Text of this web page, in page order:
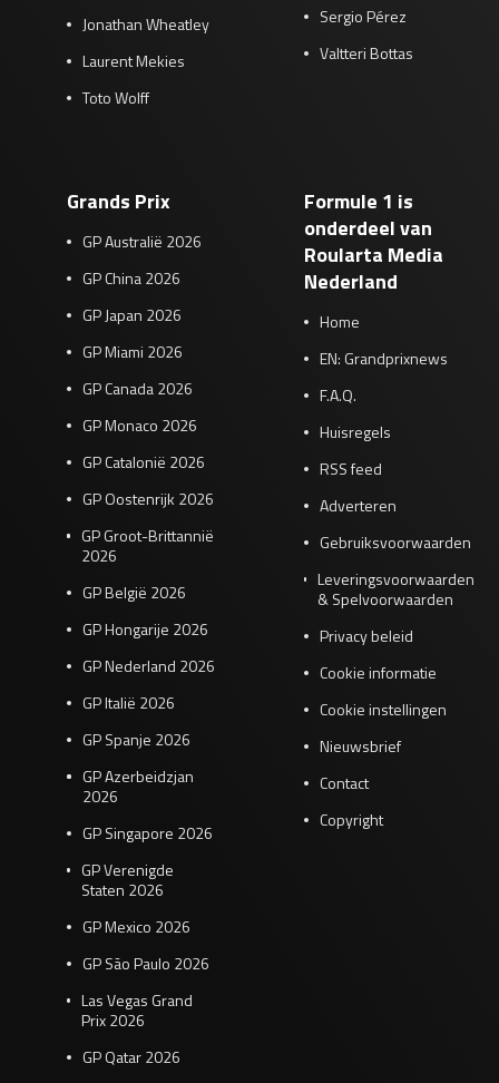
Jonathan Wheatley
Laurent Mekies
Toto Wolff
Sergio Pérez
Valtteri Bottas
Grands Prix
GP Australië 2026
GP China 2026
GP Japan 2026
GP Miami 2026
GP Canada 2026
GP Monaco 2026
GP Catalonië 2026
GP Oostenrijk 2026
GP Groot-Brittannië
2026
GP België 2026
GP Hongarije 2026
GP Nederland 2026
GP Italië 2026
GP Spanje 2026
GP Azerbeidzjan
2026
GP Singapore 2026
GP Verenigde
Staten 2026
GP Mexico 2026
GP São Paulo 2026
Las Vegas Grand
Prix 2026
GP Qatar 2026
Formule 1 is
onderdeel van
Roularta Media
Nederland
Home
EN: Grandprixnews
F.A.Q.
Huisregels
RSS feed
Adverteren
Gebruiksvoorwaarden
Leveringsvoorwaarden
& Spelvoorwaarden
Privacy beleid
Cookie informatie
Cookie instellingen
Nieuwsbrief
Contact
Copyright